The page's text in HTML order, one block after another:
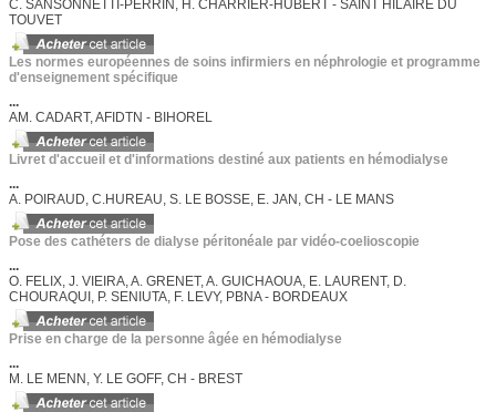
C. SANSONNETTI-PERRIN, H. CHARRIER-HUBERT - SAINT HILAIRE DU
TOUVET
Les normes européennes de soins infirmiers en néphrologie et programme
d'enseignement spécifique
...
AM. CADART, AFIDTN - BIHOREL
Livret d'accueil et d'informations destiné aux patients en hémodialyse
...
A. POIRAUD, C.HUREAU, S. LE BOSSE, E. JAN, CH - LE MANS
Pose des cathéters de dialyse péritonéale par vidéo-coelioscopie
...
O. FELIX, J. VIEIRA, A. GRENET, A. GUICHAOUA, E. LAURENT, D.
CHOURAQUI, P. SENIUTA, F. LEVY, PBNA - BORDEAUX
Prise en charge de la personne âgée en hémodialyse
...
M. LE MENN, Y. LE GOFF, CH - BREST